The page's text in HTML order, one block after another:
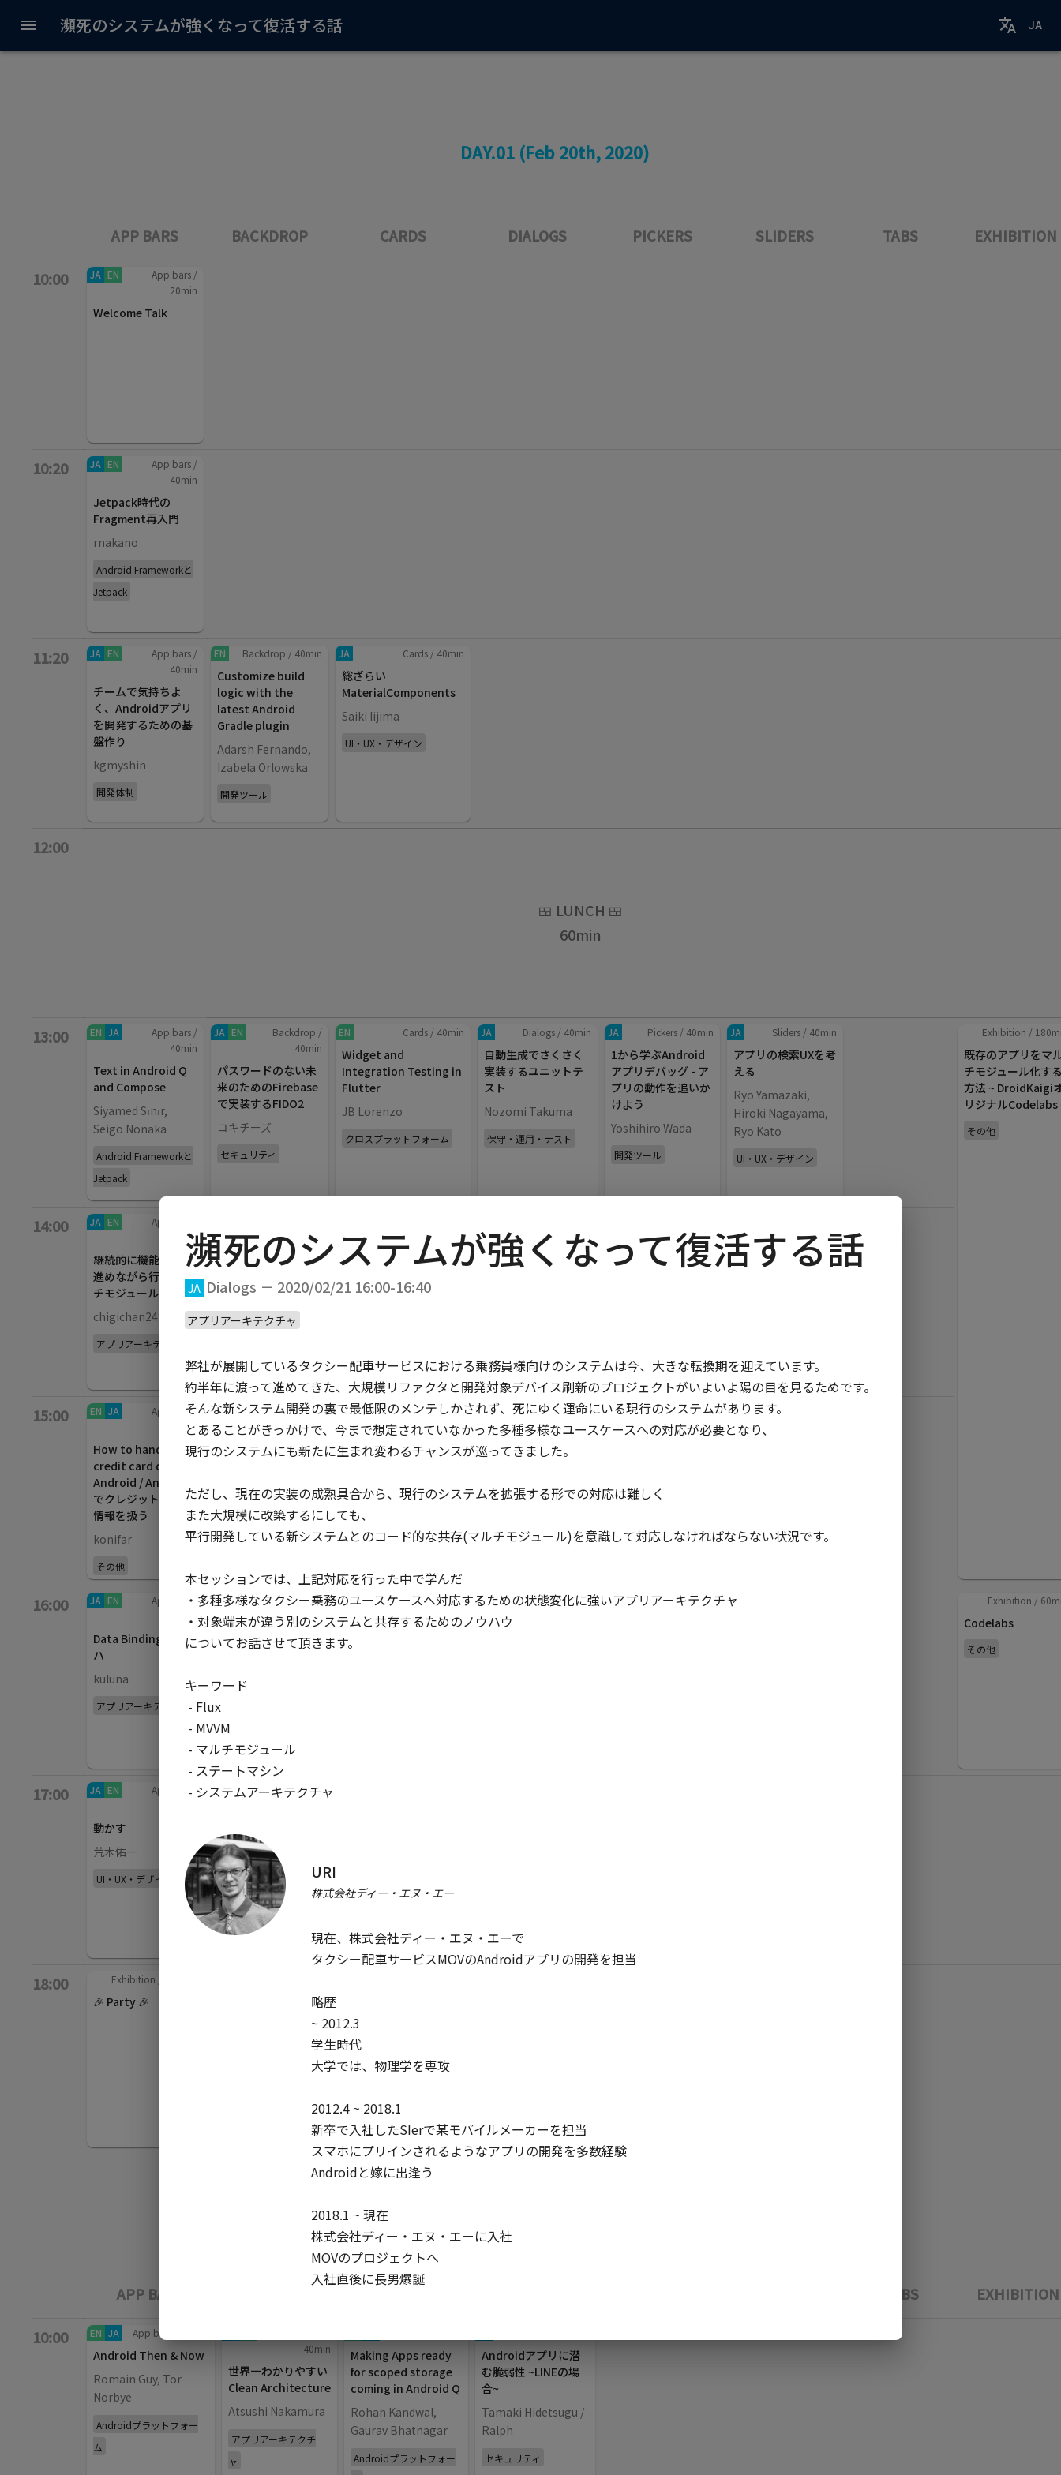
瀕死のシステムが強くなって復活する話 JA
DAY.01 (Feb 20th, 2020)
APP BARS BACKDROP CARDS DIALOGS PICKERS SLIDERS TABS EXHIBITION
10:00 JA EN App bars /
20min
Welcome Talk
10:20 JA EN App bars /
40min
Jetpack時代の
Fragment再入門
rnakano
Android Frameworkと
Jetpack
11:20 JA EN App bars /
40min
チームで気持ちよ
く、Androidアプリ
を開発するための基
盤作り
kgmyshin
開発体制
EN Backdrop / 40min
Customize build
logic with the
latest Android
Gradle plugin
Adarsh Fernando,
Izabela Orlowska
開発ツール
JA Cards / 40min
総ざらい
MaterialComponents
Saiki Iijima
UI・UX・デザイン
12:00
🍱 LUNCH 🍱
60min
13:00 EN JA App bars /
40min
Text in Android Q
and Compose
Siyamed Sınır,
Seigo Nonaka
Android Frameworkと
Jetpack
JA EN Backdrop /
40min
パスワードのない未
来のためのFirebase
で実装するFIDO2
コキチーズ
セキュリティ
EN Cards / 40min
Widget and
Integration Testing in
Flutter
JB Lorenzo
クロスプラットフォーム
JA Dialogs / 40min
自動生成でさくさく
実装するユニットテ
スト
Nozomi Takuma
保守・運用・テスト
JA Pickers / 40min
1から学ぶAndroid
アプリデバッグ - ア
プリの動作を追いか
けよう
Yoshihiro Wada
開発ツール
JA Sliders / 40min
アプリの検索UXを考
える
Ryo Yamazaki,
Hiroki Nagayama,
Ryo Kato
UI・UX・デザイン
Exhibition / 180
既存のアプリをマ
チモジュール化す
方法 ~ DroidKaigi
リジナルCodelabs
その他
14:00 JA EN App bars
min
継続的に機能開発を
進めながら行うマル
チモジュール化
chigichan24
アプリアーキテクチャ
A Journey of
Application
Jumpei Matsuda
開発ツール
運用中アプリにダークテ
ーマを適用してみる
ShimizuAsami
高くなったハードル
をくぐる。2020年の
Kotlin/MPPで
Android, iOSをMPF
アプリの継続開発で
見据えるべき過去と
15:00 EN JA App bars/
min
How to handle the
credit card data on
Android / Android
でクレジットカード
情報を扱う
konifar
その他
JA Backdrop/40min
MDCの内部実装から
学ぶ 表現力の高い
HiroYUKI Seto
Android Frameworkと
Jetpack
EN Cards/ 40min
Meta-Programming
with Kotlin
Kotlin
JA Dialogs/40min
How to develop
debugging libraries
開発ツール
JA Pickers/40min
アプリの閉じ方
JA Sliders
Android開発と比べ
16:00 JA EN App bars/
Data Bindingのイロ
ハ
kuluna
アプリアーキテクチャ
EN JA Backdrop/
40min
Android Studio
John Hoford,
thagikura, Nicolas
Roard
開発ツール
JA Cards/40min
アプリのアップデート浸
透率を上げろ！ ~in-app
JA Dialogs/40min
一人開発でつまづい
JA Pickers/40min JA Exhibition / 60
Codelabs
その他
17:00 JA EN App bars
動かす
荒木佑一
UI・UX・デザイン
EN JA Backdrop/
Machine Learning
HelloFillip
その他
18:00 Exhibition /
🎉 Party 🎉
APP BARS TABS EXHIBITION
10:00 EN JA App bars
Android Then & Now
Romain Guy, Tor
Norbye
Androidプラットフォー
ム
40min
世界一わかりやすい
Clean Architecture
Atsushi Nakamura
アプリアーキテクチ
ャ
Making Apps ready
for scoped storage
coming in Android Q
Rohan Kandwal,
Gaurav Bhatnagar
Androidプラットフォー
Androidアプリに潜
む脆弱性 ~LINEの場
合~
Tamaki Hidetsugu /
Ralph
セキュリティ
瀕死のシステムが強くなって復活する話
JA Dialogs － 2020/02/21 16:00-16:40
アプリアーキテクチャ
弊社が展開しているタクシー配車サービスにおける乗務員様向けのシステムは今、大きな転換期を迎えています。
約半年に渡って進めてきた、大規模リファクタと開発対象デバイス刷新のプロジェクトがいよいよ陽の目を見るためです。
そんな新システム開発の裏で最低限のメンテしかされず、死にゆく運命にいる現行のシステムがあります。
とあることがきっかけで、今まで想定されていなかった多種多様なユースケースへの対応が必要となり、
現行のシステムにも新たに生まれ変わるチャンスが巡ってきました。
ただし、現在の実装の成熟具合から、現行のシステムを拡張する形での対応は難しく
また大規模に改築するにしても、
平行開発している新システムとのコード的な共存(マルチモジュール)を意識して対応しなければならない状況です。
本セッションでは、上記対応を行った中で学んだ
・多種多様なタクシー乗務のユースケースへ対応するための状態変化に強いアプリアーキテクチャ
・対象端末が違う別のシステムと共存するためのノウハウ
についてお話させて頂きます。
キーワード
- システムアーキテクチャ
URI
株式会社ディー・エヌ・エー
現在、株式会社ディー・エヌ・エーで
タクシー配車サービスMOVのAndroidアプリの開発を担当
略歴
~ 2012.3
学生時代
大学では、物理学を専攻
2012.4 ~ 2018.1
新卒で入社したSIerで某モバイルメーカーを担当
スマホにプリインされるようなアプリの開発を多数経験
Androidと嫁に出逢う
2018.1 ~ 現在
株式会社ディー・エヌ・エーに入社
MOVのプロジェクトへ
入社直後に長男爆誕